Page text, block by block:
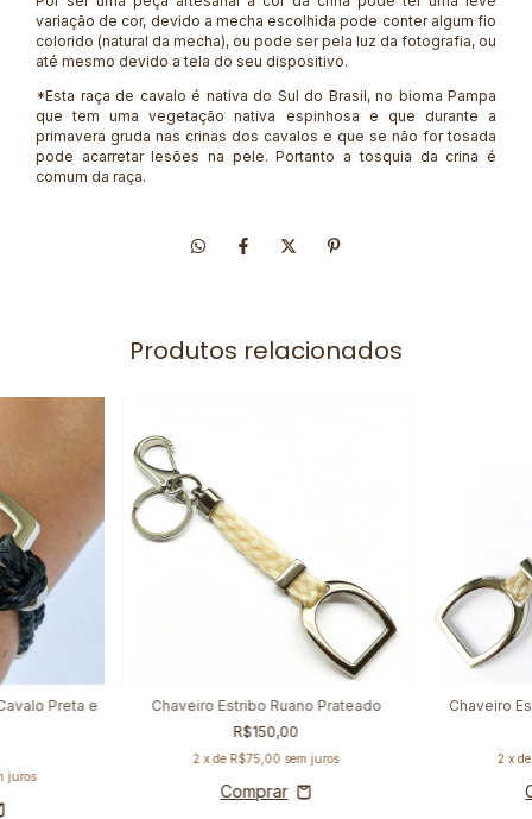
variação de cor, devido a mecha escolhida pode conter algum fio
colorido (natural da mecha), ou pode ser pela luz da fotografia, ou
até mesmo devido a tela do seu dispositivo.
*Esta raça de cavalo é nativa do Sul do Brasil, no bioma Pampa
que tem uma vegetação nativa espinhosa e que durante a
primavera gruda nas crinas dos cavalos e que se não for tosada
pode acarretar lesões na pele. Portanto a tosquia da crina é
comum da raça.
Produtos relacionados
Preta e
juros
Chaveiro Estribo Ruano Prateado
R$150,00
2 x de R$75,00 sem juros
Chaveiro
2 x